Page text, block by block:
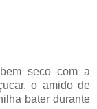
seco com a
o amido de
bater durante